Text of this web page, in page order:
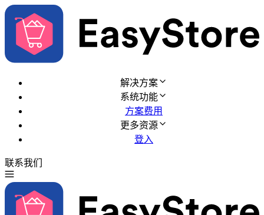
解决方案
系统功能
方案费用
更多资源
登入
联系我们